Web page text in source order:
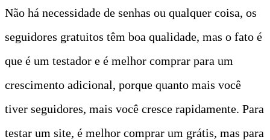
Não há necessidade de senhas ou qualquer coisa, os
seguidores gratuitos têm boa qualidade, mas o fato é
que é um testador e é melhor comprar para um
crescimento adicional, porque quanto mais você
tiver seguidores, mais você cresce rapidamente. Para
testar um site, é melhor comprar um grátis, mas para